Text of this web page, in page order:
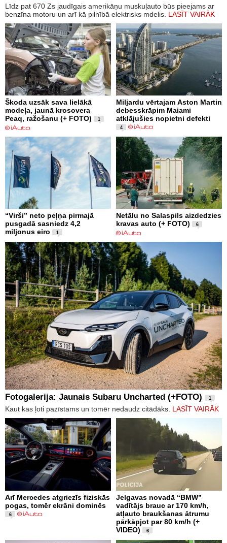
Līdz pat 670 Zs jaudīgais amerikāņu muskuļauto būs pieejams ar
benzīna motoru un arī kā pilnībā elektrisks mdelis. LASĪT VAIRĀK
Škoda uzsāk sava lielākā
modeļa, jaunā krosovera
Peaq, ražošanu (+ FOTO)
1
Miljardu vērtajam Aston Martin
debesskrāpim Maiami
atklājušies nopietni defekti
4
“Virši” neto peļņa pirmajā
pusgadā sasniedz 4,2
miljonus eiro
1
Netālu no Salaspils aizdedzies
kravas auto (+ FOTO)
6
Fotogalerija: Jaunais Subaru Uncharted (+FOTO) 1
Kaut kas ļoti pazīstams un tomēr nedaudz citādāks. LASĪT VAIRĀK
Arī Mercedes atgriezīs fiziskās
pogas, tomēr ekrāni dominēs
6
Jelgavas novadā “BMW”
vadītājs brauc ar 170 km/h,
atļauto braukšanas ātrumu
pārkāpjot par 80 km/h (+
VIDEO)
6